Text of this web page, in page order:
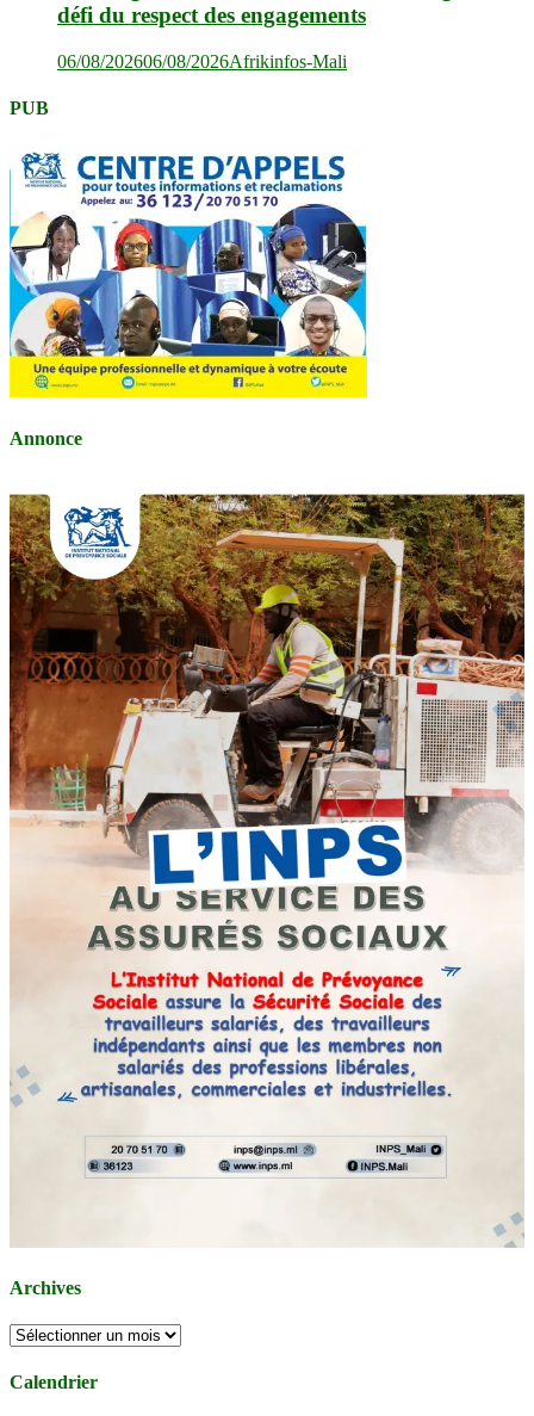
défi du respect des engagements
06/08/202606/08/2026Afrikinfos-Mali
PUB
Annonce
Archives
Archives
Calendrier